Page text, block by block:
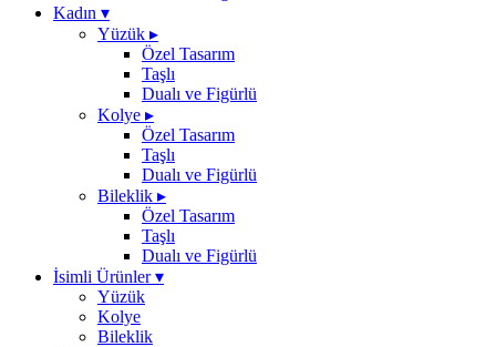
Kadın ▾
Yüzük ▸
Özel Tasarım
Taşlı
Dualı ve Figürlü
Kolye ▸
Özel Tasarım
Taşlı
Dualı ve Figürlü
Bileklik ▸
Özel Tasarım
Taşlı
Dualı ve Figürlü
İsimli Ürünler▾
Yüzük
Kolye
Bileklik